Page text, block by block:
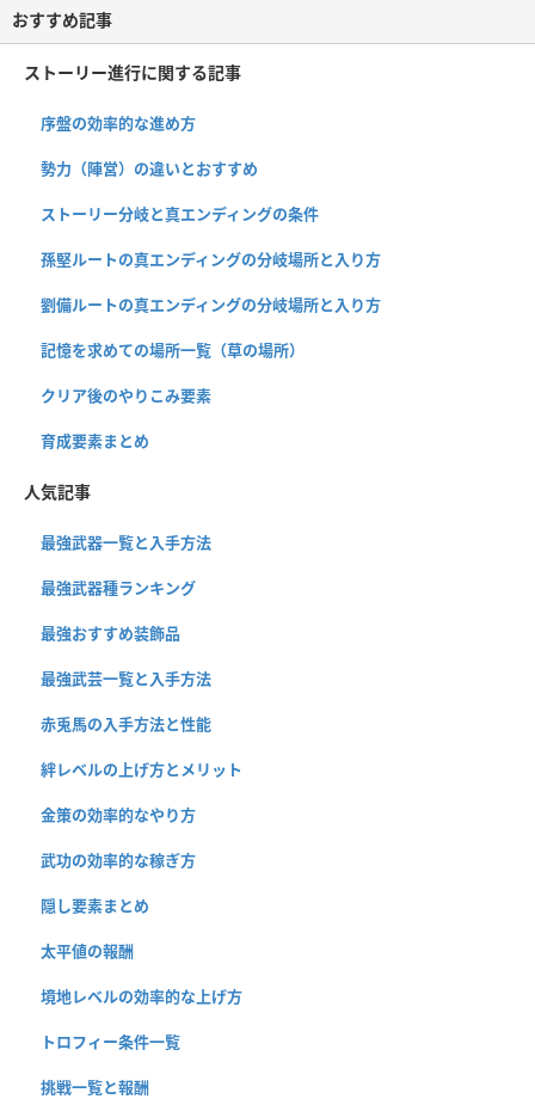
おすすめ記事
ストーリー進行に関する記事
序盤の効率的な進め方
勢力（陣営）の違いとおすすめ
ストーリー分岐と真エンディングの条件
孫堅ルートの真エンディングの分岐場所と入り方
劉備ルートの真エンディングの分岐場所と入り方
記憶を求めての場所一覧（草の場所）
クリア後のやりこみ要素
育成要素まとめ
人気記事
最強武器一覧と入手方法
最強武器種ランキング
最強おすすめ装飾品
最強武芸一覧と入手方法
赤兎馬の入手方法と性能
絆レベルの上げ方とメリット
金策の効率的なやり方
武功の効率的な稼ぎ方
隠し要素まとめ
太平値の報酬
境地レベルの効率的な上げ方
トロフィー条件一覧
挑戦一覧と報酬